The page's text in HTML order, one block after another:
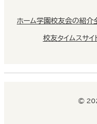
ホーム学園校友会の紹介
校友タイムスサイ
©